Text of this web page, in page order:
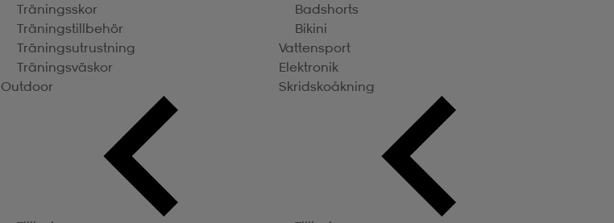
Träningsskor
Träningstillbehör
Träningsutrustning
Träningsväskor
Outdoor
Badshorts
Bikini
Vattensport
Elektronik
Skridskoåkning